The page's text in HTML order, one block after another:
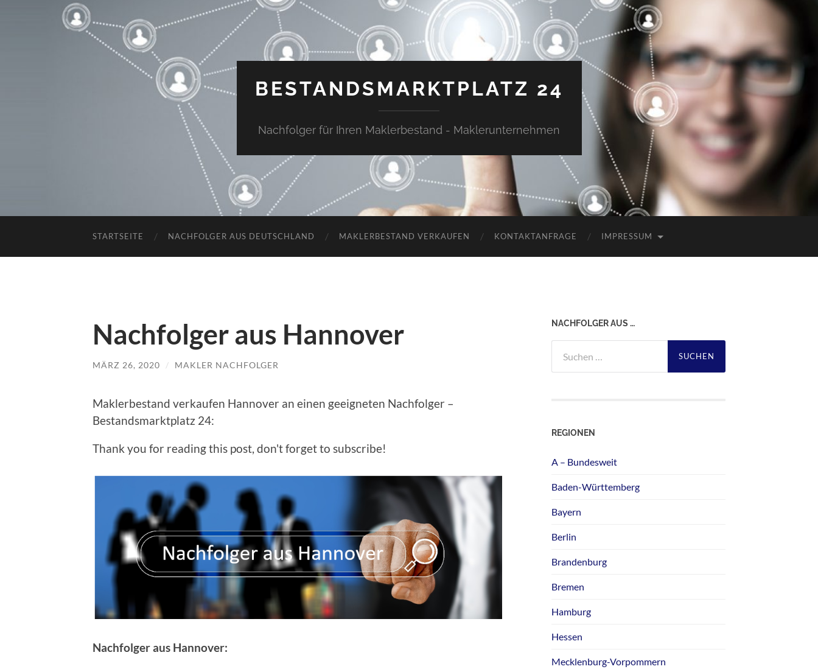
BESTANDSMARKTPLATZ 24
Nachfolger für Ihren Maklerbestand - Maklerunternehmen
STARTSEITE NACHFOLGER AUS DEUTSCHLAND MAKLERBESTAND VERKAUFEN KONTAKTANFRAGE IMPRESSUM
Nachfolger aus Hannover
MÄRZ 26, 2020 / MAKLER NACHFOLGER
Maklerbestand verkaufen Hannover an einen geeigneten Nachfolger –
Bestandsmarktplatz 24:
Thank you for reading this post, don't forget to subscribe!
Nachfolger aus Hannover:
NACHFOLGER AUS …
nach:
REGIONEN
A – Bundesweit
Baden-Württemberg
Bayern
Berlin
Brandenburg
Bremen
Hamburg
Hessen
Mecklenburg-Vorpommern